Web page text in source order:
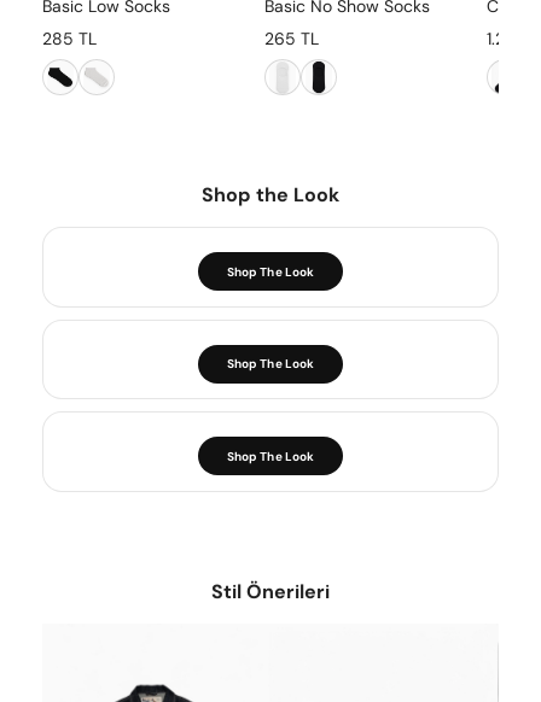
Basic Low Socks
285 TL
Basic No Show Socks
265 TL
Chase
1.265
Shop the Look
Shop The Look
Shop The Look
Shop The Look
Stil Önerileri